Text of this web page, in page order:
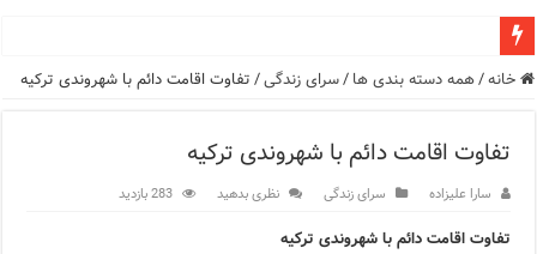
معرفی ۱۶ مسیر برتر کشتی استانبول | راهنمای کامل کشتی‌سواری در بسفر
مرکز خرید پولات استانبول | تجربه‌ای متفاوت از خرید و سبک
12 اشتباه رایج در دریافت شهروندی ترکیه از طریق خرید ملک
خانه/همه دسته بندی ها /سرای زندگی/تفاوت اقامت دائم با شهروندی ترکیه
تفاوت اقامت دائم با شهروندی ترکیه
سارا علیزاده سرای زندگی نظری بدهید 283 بازدید
تفاوت اقامت دائم با شهروندی ترکیه